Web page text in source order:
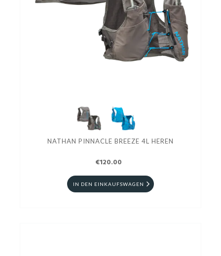
NATHAN PINNACLE BREEZE 4L HEREN
€120.00
IN DEN EINKAUFSWAGEN